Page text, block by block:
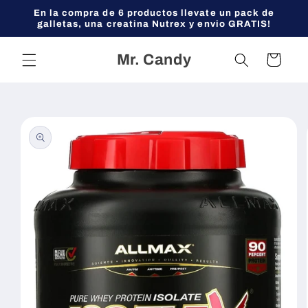
directamente
al contenido
En la compra de 6 productos llevate un pack de
galletas, una creatina Nutrex y envio GRATIS!
Mr. Candy Carrito
información
del producto